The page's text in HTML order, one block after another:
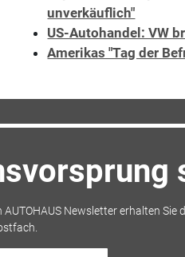
unverkäuflich"
US-Autohandel: VW
Amerikas "Tag der
Newsletter erhalten Sie